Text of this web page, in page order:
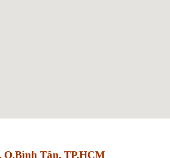
Q.Bình Tân, TP.HCM